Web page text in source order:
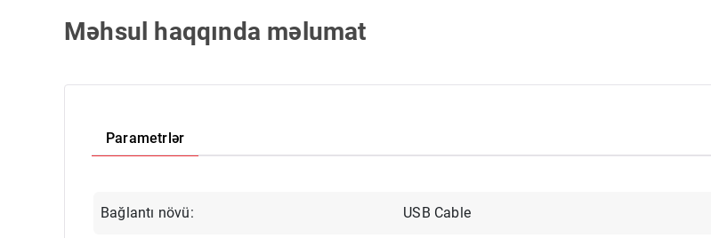
Məhsul haqqında məlumat
Parametrlər
Bağlantı növü: USB Cable